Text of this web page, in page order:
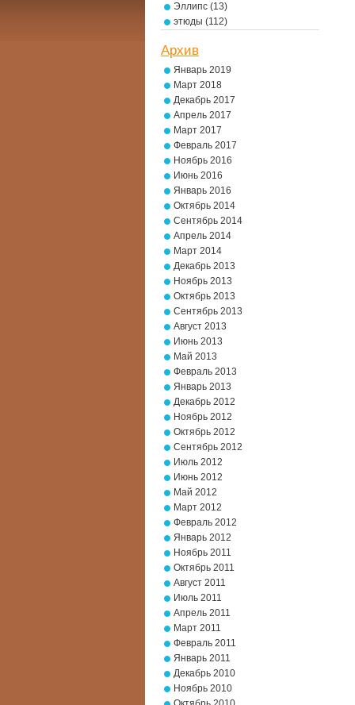
Эллипс (13)
этюды (112)
Архив
Январь 2019
Март 2018
Декабрь 2017
Апрель 2017
Март 2017
Февраль 2017
Ноябрь 2016
Июнь 2016
Январь 2016
Октябрь 2014
Сентябрь 2014
Апрель 2014
Март 2014
Декабрь 2013
Ноябрь 2013
Октябрь 2013
Сентябрь 2013
Август 2013
Июнь 2013
Май 2013
Февраль 2013
Январь 2013
Декабрь 2012
Ноябрь 2012
Октябрь 2012
Сентябрь 2012
Июль 2012
Июнь 2012
Май 2012
Март 2012
Февраль 2012
Январь 2012
Ноябрь 2011
Октябрь 2011
Август 2011
Июль 2011
Апрель 2011
Март 2011
Февраль 2011
Январь 2011
Декабрь 2010
Ноябрь 2010